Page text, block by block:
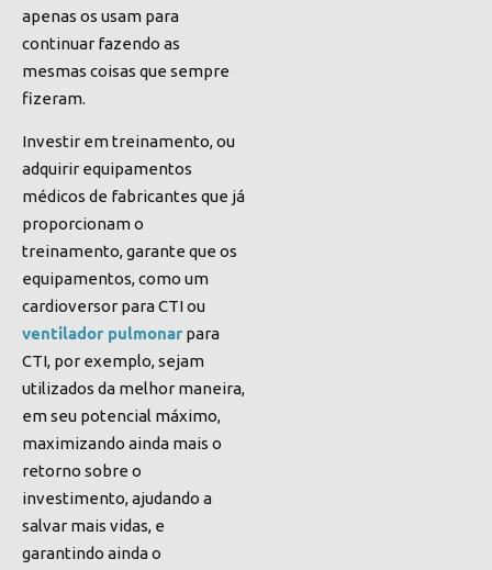
apenas os usam para
continuar fazendo as
mesmas coisas que sempre
fizeram.
Investir em treinamento, ou
adquirir equipamentos
médicos de fabricantes que já
proporcionam o
treinamento, garante que os
equipamentos, como um
cardioversor para CTI ou
ventilador pulmonar para
CTI, por exemplo, sejam
utilizados da melhor maneira,
em seu potencial máximo,
maximizando ainda mais o
retorno sobre o
investimento, ajudando a
salvar mais vidas, e
garantindo ainda o